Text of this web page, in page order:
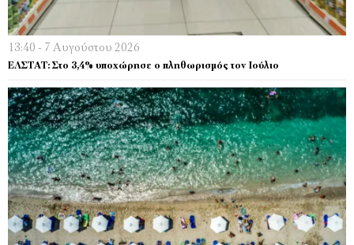
13:40 - 7 Αυγούστου 2026
EΛΣΤΑΤ: Στο 3,4% υποχώρησε ο πληθωρισμός τον Ιούλιο